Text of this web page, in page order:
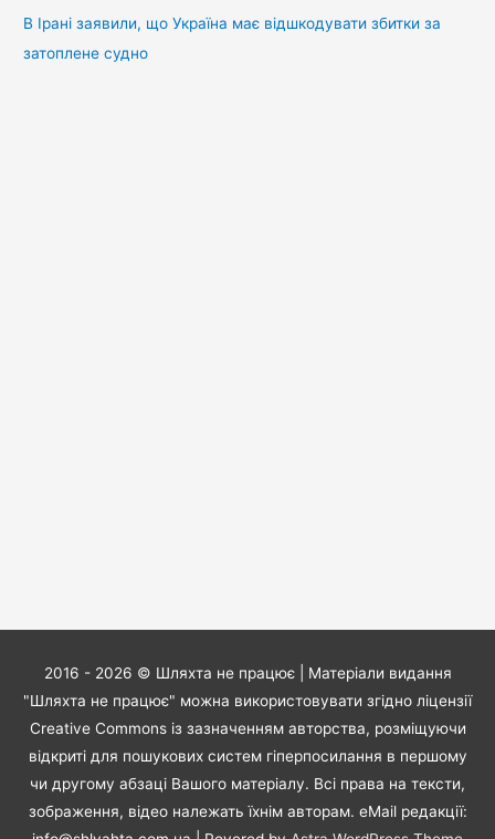
В Ірані заявили, що Україна має відшкодувати збитки за
затоплене судно
2016 - 2026 © Шляхта не працює| Матеріали видання
"Шляхта не працює" можна використовувати згідно ліцензії
Creative Commons із зазначенням авторства, розміщуючи
відкриті для пошукових систем гіперпосилання в першому
чи другому абзаці Вашого матеріалу. Всі права на тексти,
зображення, відео належать їхнім авторам. eMail редакції: